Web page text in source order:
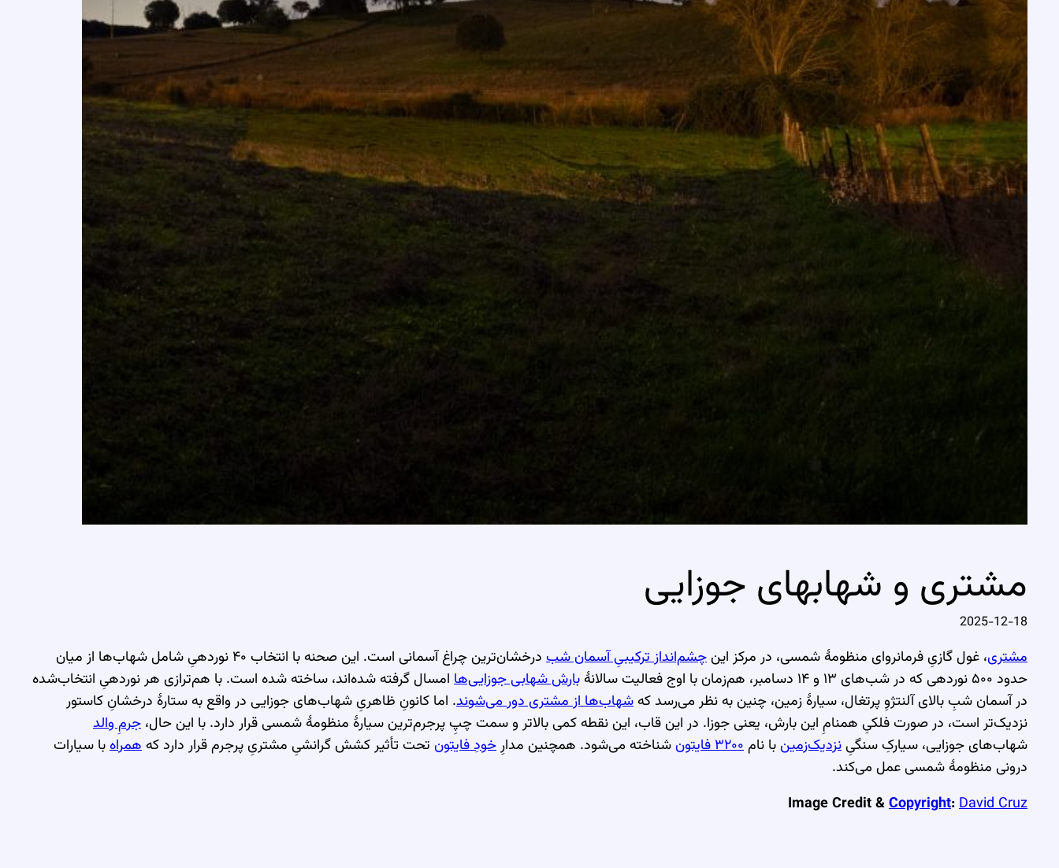
مشتری و شهابهای جوزایی
2025-12-18
مشتری، غول گازیِ فرمانروای منظومهٔ شمسی، در مرکز اینچشم‌انداز ترکیبیِ آسمان شب
درخشان‌ترین چراغ آسمانی است. این صحنه با انتخاب ۴۰ نوردهیِ شامل شهاب‌ها از میان
حدود ۵۰۰ نوردهی که در شب‌های ۱۳ و ۱۴ دسامبر، هم‌زمان با اوج فعالیت سالانهٔ
بارش شهابی جوزایی‌ها امسال گرفته شده‌اند، ساخته شده است. با هم‌ترازی هر نوردهیِ انتخاب‌شده
در آسمان شبِ بالای آلنتژوِ پرتغال، سیارهٔ زمین، چنین به نظر می‌رسد که شهاب‌ها از مشتری دور می‌شوند. اما کانونِ ظاهریِ شهاب‌های جوزایی در واقع به ستارهٔ درخشانِ کاستور
نزدیک‌تر است، در صورت فلکیِ همنامِ این بارش، یعنی جوزا. در این قاب، این نقطه کمی بالاتر و سمت چپِ پرجرم‌ترین سیارهٔ منظومهٔ شمسی قرار دارد. با این حال، جرمِ والد
شهاب‌های جوزایی، سیارکِ سنگیِنزدیک‌زمینبا نام۳۲۰۰ فایتون شناخته می‌شود. همچنین مدارِخودِ فایتون تحت تأثیر کشش گرانشیِ مشتریِ پرجرم قرار دارد که همراهبا سیارات
درونی منظومهٔ شمسی عمل می‌کند.
Image Credit &Copyright:David Cruz